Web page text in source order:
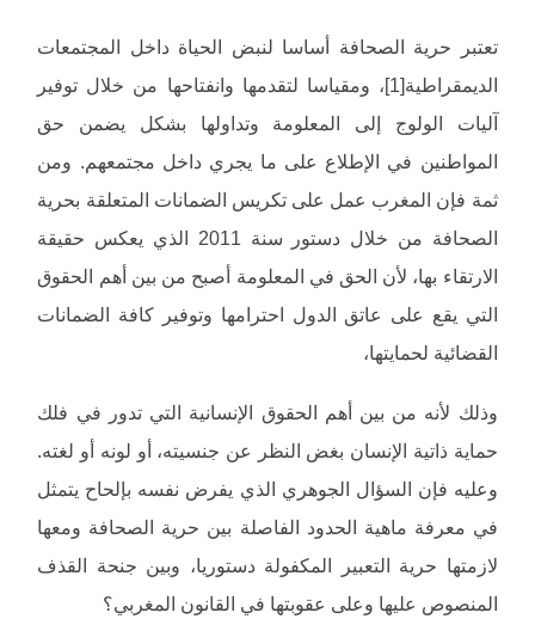
تعتبر حرية الصحافة أساسا لنبض الحياة داخل المجتمعات
الديمقراطية[1]، ومقياسا لتقدمها وانفتاحها من خلال توفير
آليات الولوج إلى المعلومة وتداولها بشكل يضمن حق
المواطنين في الإطلاع على ما يجري داخل مجتمعهم. ومن
ثمة فإن المغرب عمل على تكريس الضمانات المتعلقة بحرية
الصحافة من خلال دستور سنة 2011 الذي يعكس حقيقة
الارتقاء بها، لأن الحق في المعلومة أصبح من بين أهم الحقوق
التي يقع على عاتق الدول احترامها وتوفير كافة الضمانات
القضائية لحمايتها،
وذلك لأنه من بين أهم الحقوق الإنسانية التي تدور في فلك
حماية ذاتية الإنسان بغض النظر عن جنسيته، أو لونه أو لغته.
وعليه فإن السؤال الجوهري الذي يفرض نفسه بإلحاح يتمثل
في معرفة ماهية الحدود الفاصلة بين حرية الصحافة ومعها
لازمتها حرية التعبير المكفولة دستوريا، وبين جنحة القذف
المنصوص عليها وعلى عقوبتها في القانون المغربي؟